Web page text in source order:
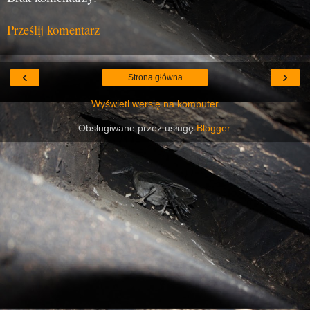
Prześlij komentarz
‹ ›
Strona główna
Wyświetl wersję na komputer
Obsługiwane przez usługęBlogger.